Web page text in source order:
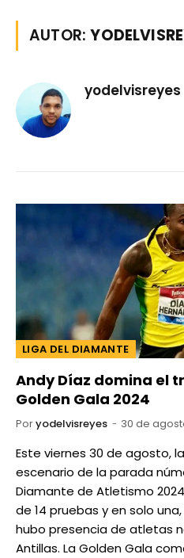
AUTOR:
yodelvisreyes
LIGA DEL DIAMANTE
Andy Díaz domina el
Golden Gala 2024
Poryodelvisreyes 30 de
Este viernes 30 de agosto,
escenario de la parada
Diamante de Atletismo
de 14 pruebas y en solo
hubo presencia de atletas
Antillas. La Golden Gala